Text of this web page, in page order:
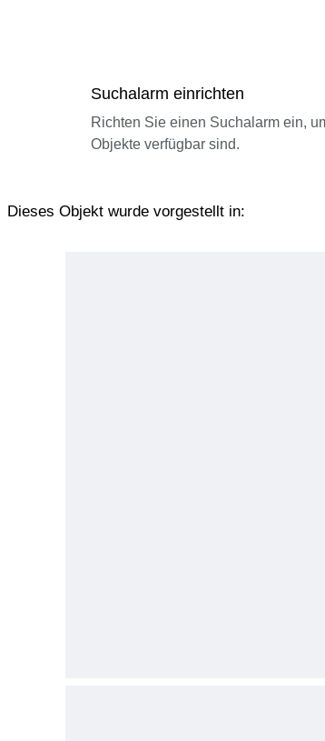
Suchalarm einrichten
Richten Sie einen Suchalarm ein,
Objekte verfügbar sind.
Dieses Objekt wurde vorgestellt in: